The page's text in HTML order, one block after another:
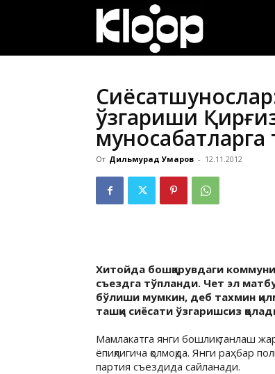
ўзгариши
От Дильмурад Умаров - 12.11.2012
Хитойда бошқарувдаги
съездга тўпланди. Чет эл
бўлиши мумкин, деб тахмин
ташқи сиёсати ўзгаришсиз
Мамлакатга янги бошлиқ танлаш
ёпиқлигича қолмоқда. Янги раҳбар
партия съездида сайланади.